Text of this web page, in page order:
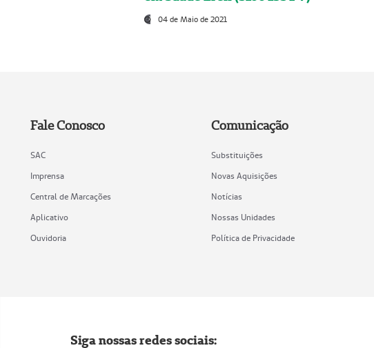
04 de Maio de 2021
Fale Conosco
SAC
Imprensa
Central de Marcações
Aplicativo
Ouvidoria
Comunicação
Substituições
Novas Aquisições
Notícias
Nossas Unidades
Política de Privacidade
Siga nossas redes sociais: